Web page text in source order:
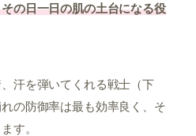
の日一日の肌の土台になる役
汗を弾いてくれる戦士（下
の防御率は最も効率良く、そ
す。